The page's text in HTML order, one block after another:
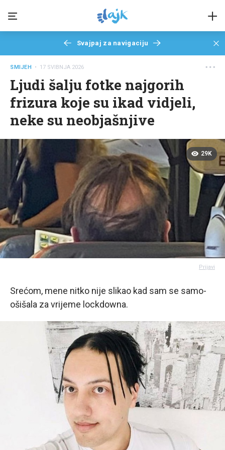
Svajpaj za navigaciju
SMIJEH • 17 SVIBNJA 2026
Ljudi šalju fotke najgorih
frizura koje su ikad vidjeli,
neke su neobjašnjive
29K
Prijavi
Srećom, mene nitko nije slikao kad sam se samo-
ošišala za vrijeme lockdowna.